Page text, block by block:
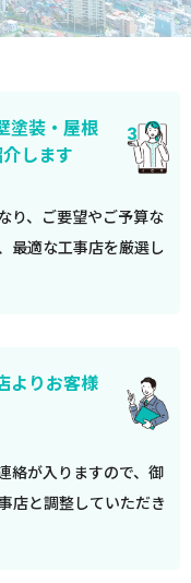
塗装・屋根
します
り、ご要望やご予算な
最適な工事店を厳選し
よりお客様
絡が入りますので、御
店と調整していただき